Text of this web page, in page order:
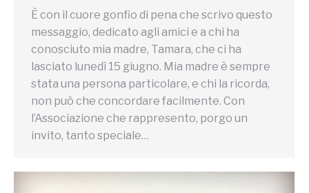
È con il cuore gonfio di pena che scrivo questo
messaggio, dedicato agli amici e a chi ha
conosciuto mia madre, Tamara, che ci ha
lasciato lunedì 15 giugno. Mia madre è sempre
stata una persona particolare, e chi la ricorda,
non può che concordare facilmente. Con
l’Associazione che rappresento, porgo un
invito, tanto speciale…